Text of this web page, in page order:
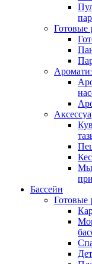
Готовые
Бассейн
Готовые